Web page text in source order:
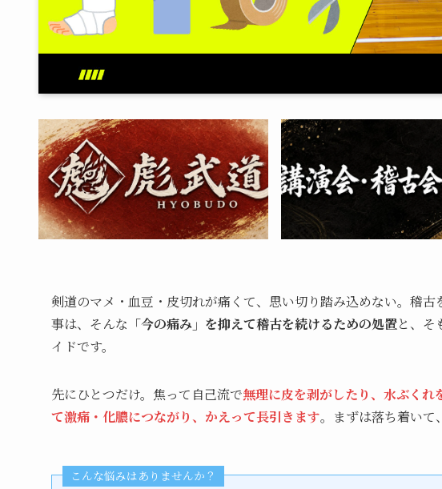
剣道のマメ・血豆・皮切れが痛くて、思い切り踏み込めない。稽
事は、そんな 「今の痛み」を抑えて稽古を続けるための処置と、そ
イドです。
先にひとつだけ。焦って自己流で無理に皮を剥がしたり、水ぶく
て激痛・化膿につながり、かえって長引きます。まずは落ち着いて
こんな悩みはありませんか？